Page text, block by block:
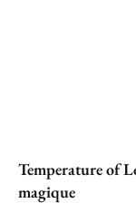
Temperature of
magique